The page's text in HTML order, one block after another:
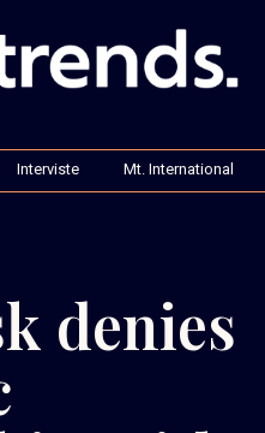
Interviste Mt. International
denies